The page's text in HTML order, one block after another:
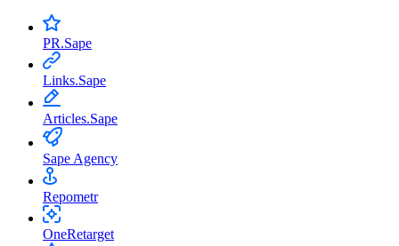
PR.Sape
Links.Sape
Articles.Sape
Sape Agency
Repometr
OneRetarget